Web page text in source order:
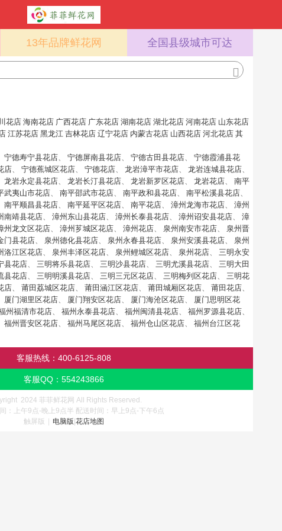
13年品牌鲜花网 全国县级城市可达
花店 海南花店 广西花店 广东花店 湖南花店 湖北花店 河南花店 山东花店
江苏花店 黑龙江 吉林花店 辽宁花店 内蒙古花店 山西花店 河北花店 其
宁德寿宁县花店、 宁德屏南县花店、 宁德古田县花店、 宁德霞浦县花
店、 宁德蕉城区花店、 宁德花店、 龙岩漳平市花店、 龙岩连城县花店、
龙岩永定县花店、 龙岩长汀县花店、 龙岩新罗区花店、 龙岩花店、 南平
武夷山市花店、 南平邵武市花店、 南平政和县花店、 南平松溪县花店、
南平顺昌县花店、 南平延平区花店、 南平花店、 漳州龙海市花店、 漳州
南靖县花店、 漳州东山县花店、 漳州长泰县花店、 漳州诏安县花店、 漳
州龙文区花店、 漳州芗城区花店、 漳州花店、 泉州南安市花店、 泉州晋
门县花店、 泉州德化县花店、 泉州永春县花店、 泉州安溪县花店、 泉州
洛江区花店、 泉州丰泽区花店、 泉州鲤城区花店、 泉州花店、 三明永安
县花店、 三明将乐县花店、 三明沙县花店、 三明尤溪县花店、 三明大田
县花店、 三明明溪县花店、 三明三元区花店、 三明梅列区花店、 三明花
店、 莆田荔城区花店、 莆田涵江区花店、 莆田城厢区花店、 莆田花店、
厦门湖里区花店、 厦门翔安区花店、 厦门海沧区花店、 厦门思明区花
州福清市花店、 福州永泰县花店、 福州闽清县花店、 福州罗源县花店、
福州晋安区花店、 福州马尾区花店、 福州仓山区花店、 福州台江区花
客服热线： 400-6125-808
客服QQ： 554243866
2024 菲菲鲜花网 All Rights Reserved.
：上午9点-晚上9点半 配送时间：早上9点-下午6点
触屏版
电脑版 花店地图